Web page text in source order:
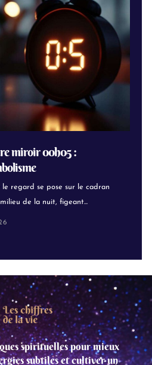
miroir 00h05 :
regard se pose sur le cadran
de la nuit, figeant...
spirituelles pour mieux
subtiles et cultiver un